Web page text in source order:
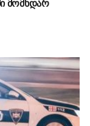
მომხდარ